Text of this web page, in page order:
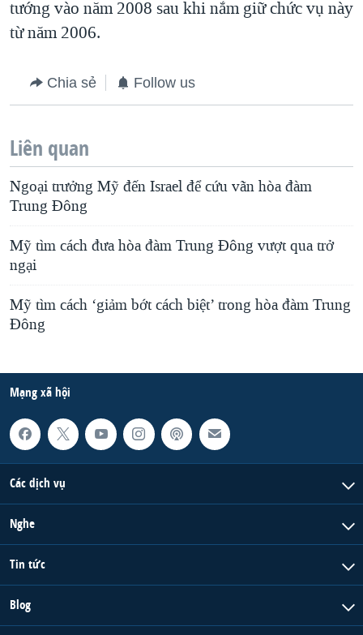
tướng vào năm 2008 sau khi nắm giữ chức vụ này
từ năm 2006.
Chia sẻ Follow us
Liên quan
Ngoại trưởng Mỹ đến Israel để cứu vãn hòa đàm
Trung Ðông
Mỹ tìm cách đưa hòa đàm Trung Đông vượt qua trở
ngại
Mỹ tìm cách ‘giảm bớt cách biệt’ trong hòa đàm Trung
Ðông
Mạng xã hội
Các dịch vụ
Nghe
Tin tức
Blog